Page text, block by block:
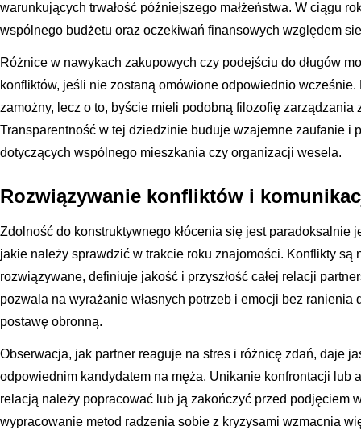
warunkujących trwałość późniejszego małżeństwa. W ciągu
wspólnego budżetu oraz oczekiwań finansowych względem
Różnice w nawykach zakupowych czy podejściu do długów
konfliktów, jeśli nie zostaną omówione odpowiednio wcześnie.
zamożny, lecz o to, byście mieli podobną filozofię zarządzania
Transparentność w tej dziedzinie buduje wzajemne zaufanie i
dotyczących wspólnego mieszkania czy organizacji wesela.
Rozwiązywanie konfliktów i
Zdolność do konstruktywnego kłócenia się jest paradoksalnie
jakie należy sprawdzić w trakcie roku znajomości. Konflikty są
rozwiązywane, definiuje jakość i przyszłość całej relacji
pozwala na wyrażanie własnych potrzeb i emocji bez
postawę obronną.
Obserwacja, jak partner reaguje na stres i różnicę zdań, daje
odpowiednim kandydatem na męża. Unikanie konfrontacji lub
relacją należy popracować lub ją zakończyć przed podjęciem
wypracowanie metod radzenia sobie z kryzysami wzmacnia